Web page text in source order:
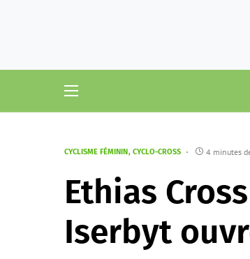
CYCLISME FÉMININ CYCLO-CROSS 4 minutes
Ethias
Iserbyt